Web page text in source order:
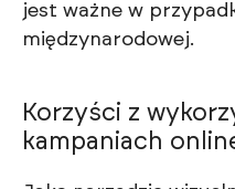
jest ważne w
międzynarodowej.
Korzyści z
kampaniach